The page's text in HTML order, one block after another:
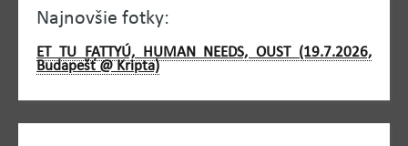
Najnovšie fotky:
ET TU FATTYÚ, HUMAN NEEDS, OUST (19.7.2026,
Budapešť @ Kripta)